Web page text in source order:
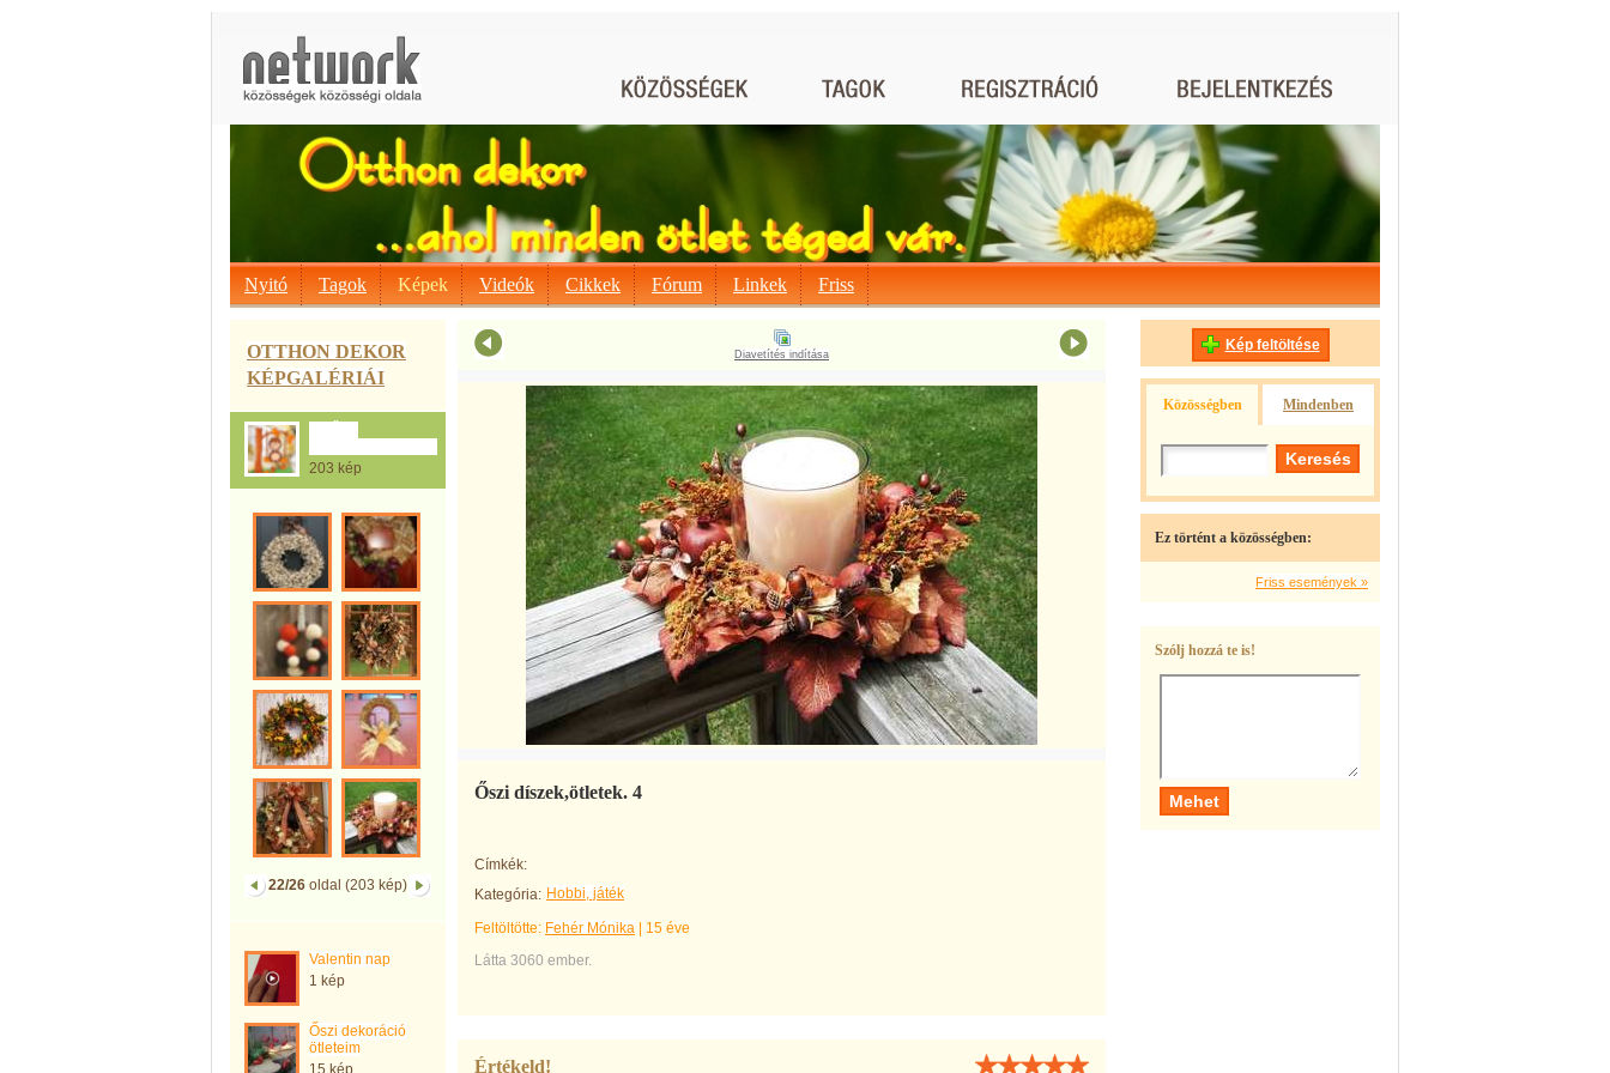
Nyitó Tagok Képek Videók Cikkek Fórum Linkek Friss
OTTHON DEKOR
KÉPGALÉRIÁI
203 kép
22/26 oldal (203 kép)
Valentin nap
1 kép
Őszi dekoráció
ötleteim
15 kép
Diavetítés indítása
Őszi díszek,ötletek. 4
Címkék:
Kategória: Hobbi, játék
Feltöltötte: Fehér Mónika
15 éve
Látta 3060 ember.
Értékeld!
Kép feltöltése
Közösségben Mindenben
Ez történt a közösségben:
Friss események »
Szólj hozzá te is!